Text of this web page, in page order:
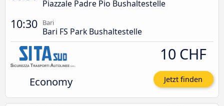
Piazzale Padre Pio Bushaltestelle
10:30 Bari
Bari FS Park Bushaltestelle
Economy
10 CHF
Jetzt finden